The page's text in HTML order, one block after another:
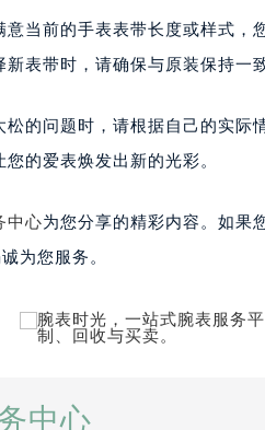
当前的手表表带长度或样式
表带时，请确保与原装保持一
松的问题时，请根据自己的实
的爱表焕发出新的光彩。
中心为您分享的精彩内容。如果
为您服务。
中心